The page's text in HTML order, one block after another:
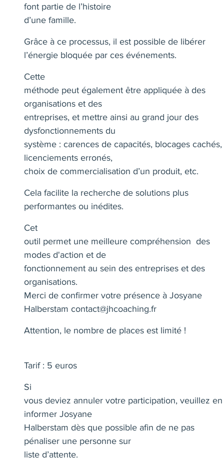
font partie de l’histoire
d’une famille.
Grâce à ce processus, il est possible de libérer
l’énergie bloquée par ces événements.
Cette
méthode peut également être appliquée à des
organisations et des
entreprises, et mettre ainsi au grand jour des
dysfonctionnements du
système : carences de capacités, blocages cachés,
licenciements erronés,
choix de commercialisation d’un produit, etc.
Cela facilite la recherche de solutions plus
performantes ou inédites.
Cet
outil permet une meilleure compréhension des
modes d'action et de
fonctionnement au sein des entreprises et des
organisations.
Merci de confirmer votre présence à Josyane
Halberstam contact@jhcoaching.fr
Attention, le nombre de places est limité !
Tarif : 5 euros
Si
vous deviez annuler votre participation, veuillez en
informer Josyane
Halberstam dès que possible afin de ne pas
pénaliser une personne sur
liste d’attente.